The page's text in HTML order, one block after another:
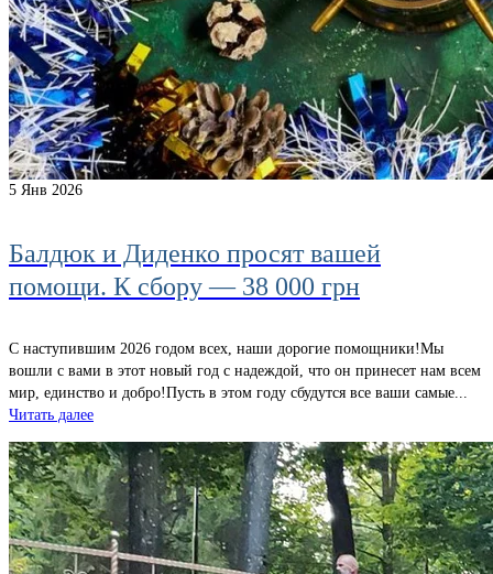
5 Янв 2026
Балдюк и Диденко просят вашей
помощи. К сбору — 38 000 грн
С наступившим 2026 годом всех, наши дорогие помощники!Мы
вошли c вами в этот новый год с надеждой, что он принесет нам всем
мир, единство и добро!Пусть в этом году сбудутся все ваши самые...
Читать далее